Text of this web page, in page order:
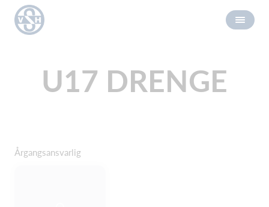
U17 DRENGE
Årgangsansvarlig